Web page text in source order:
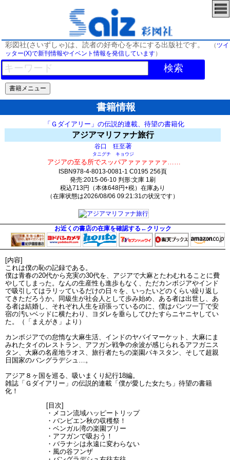
彩図社(さいずしゃ)は、読者の好奇心を本にする出版社です。 （ ツイ
ッター(X)で新刊情報やイベント情報を発信しています）
検索
書籍情報
「Ｇダイアリー」の伝説的連載、待望の書籍化
アジアマリファナ旅行
谷口 狂至著
タニグチ キョウジ
アジアの至る所でスッパアァァァァァァ……
ISBN978-4-8013-0081-1 C0195 256頁
発売:2015-06-10 判形:文庫 1刷
税込713円（本体648円+税）在庫あり
（在庫状態は2026/08/06 09:21:31の状況です）
お近くの書店の在庫を確認する←クリック
[内容]
これは僕の恥の記録である。
僕は青春の20代から充実の30代を、アジアで大麻とたわむれることに費
やしてしまった。なんの生産性も進歩もなく、ただカンボジアやインド
で吸引してはラリッているだけの日々を、いったいどのくらい繰り返し
てきただろうか。同級生が社会人として歩み始め、ある者は出世し、あ
る者は結婚し、それぞれ人生を頑張っているのに、僕はパンツ一丁で安
宿の汚いベッドに横たわり、ヨダレを垂らしてひたすらニヤニヤしてい
た。（「まえがき」より）
カンボジアでの怠惰な大麻生活、インドのヤバイマーケット、大麻にま
みれたタイのレストラン、アフガン戦争の余波が感じられるアフガニス
タン、大麻の名産地ラオス、旅行者たちの楽園パキスタン、そして超親
日国家のバングラデシュ…。
アジア８ヶ国を巡る、吸いまくり紀行18編。
雑誌「Ｇダイアリー」の伝説的連載「僕が愛した女たち」待望の書籍
化！
[目次]
・メコン流域ハッピートリップ
・バンビエン秋の収穫祭！
・ベンガル湾の楽園プリー
・アフガンで吸おう！
・バラナシは永遠に変わらない
・風の谷フンザ